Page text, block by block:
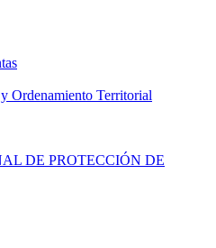
Ordenamiento Territorial
DE PROTECCIÓN DE